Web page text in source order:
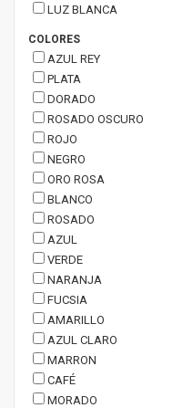
LUZ BLANCA
COLORES
AZUL REY
PLATA
DORADO
ROSADO OSCURO
ROJO
NEGRO
ORO ROSA
BLANCO
ROSADO
AZUL
VERDE
NARANJA
FUCSIA
AMARILLO
AZUL CLARO
MARRON
CAFÉ
MORADO